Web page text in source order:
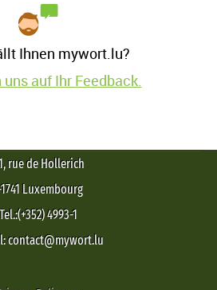
Ihnen mywort.lu?
auf Ihr Feedback.
rue de Hollerich
1741 Luxembourg
Tel.:(+352) 4993-1
contact@mywort.lu